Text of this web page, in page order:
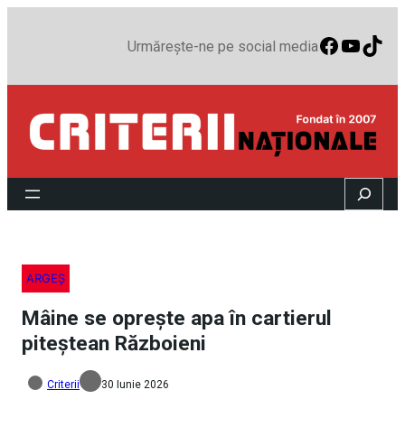
Urmărește-ne pe social media
Search
ARGEȘ
Mâine se oprește apa în cartierul
piteștean Războieni
Criterii 30 Iunie 2026